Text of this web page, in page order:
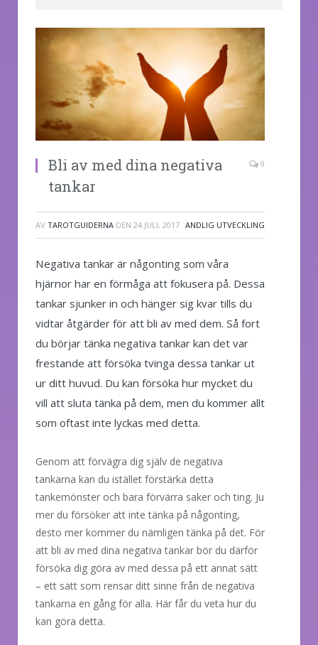
Bli av med dina negativa
tankar
9
AV TAROTGUIDERNA DEN 24 JULI, 2017 ANDLIG UTVECKLING
Negativa tankar är någonting som våra
hjärnor har en förmåga att fokusera på. Dessa
tankar sjunker in och hänger sig kvar tills du
vidtar åtgärder för att bli av med dem. Så fort
du börjar tänka negativa tankar kan det var
frestande att försöka tvinga dessa tankar ut
ur ditt huvud. Du kan försöka hur mycket du
vill att sluta tänka på dem, men du kommer allt
som oftast inte lyckas med detta.
Genom att förvägra dig själv de negativa
tankarna kan du istället förstärka detta
tankemönster och bara förvärra saker och ting. Ju
mer du försöker att inte tänka på någonting,
desto mer kommer du nämligen tänka på det. För
att bli av med dina negativa tankar bör du därför
försöka dig göra av med dessa på ett annat sätt
– ett sätt som rensar ditt sinne från de negativa
tankarna en gång för alla. Här får du veta hur du
kan göra detta.